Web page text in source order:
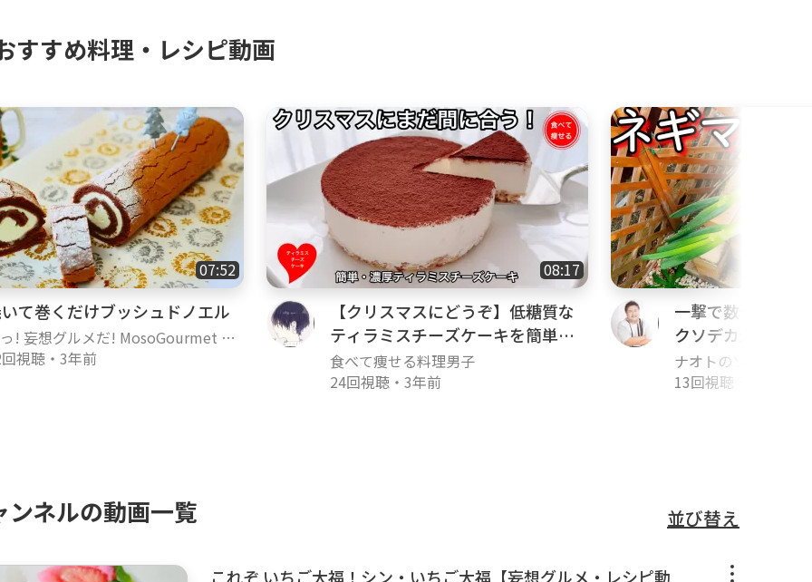
ったダックワーズに２種類のチョコレートクリームと半分に切った「木製コーヒ
グをする。
トする。味見を忘れずに。
すすめ料理・レシピ動画
07:52
て巻くだけブッシュドノエル
! 妄想グルメだ! MosoGourmet on
視聴 ・ 3年前
08:17
【クリスマスにどうぞ】低糖質な
ティラミスチーズケーキを簡単に
作る方法
食べて痩せる料理男子
24回視聴 ・ 3年前
一撃で数十本分の
クソデカ焼き鳥と
ール
ナオトのソト飯すた
13回視聴
ンネルの動画一覧 並び替え
これぞ いちご大福！シン・いちご大福【妄想グルメ・レシピ動